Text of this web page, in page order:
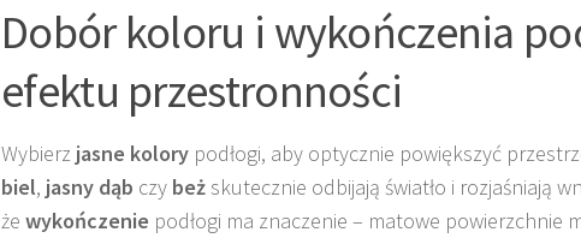
Dobór koloru i wykończenia
efektu przestronności
Wybierz jasne kolory podłogi, aby optycznie powiększyć
biel, jasny dąb czy beż skutecznie odbijają światło i rozjaśniają
że wykończenie podłogi ma znaczenie – matowe powierzchnie